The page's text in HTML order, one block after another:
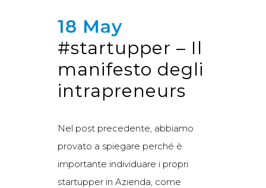
18 May
#startupper – Il
manifesto degli
intrapreneurs
Nel post precedente, abbiamo
provato a spiegare perché è
importante individuare i propri
startupper in Azienda, come